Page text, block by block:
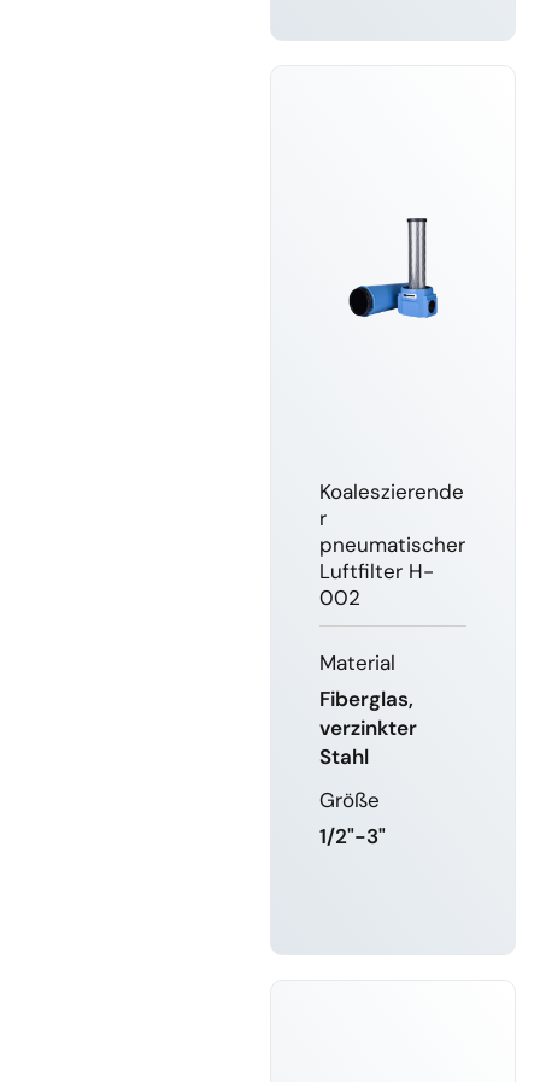
ERFAHREN
Koaleszierende
r
pneumatischer
Luftfilter H-
002
Material
Fiberglas,
verzinkter
Stahl
Größe
1/2"-3"
ERFAHREN